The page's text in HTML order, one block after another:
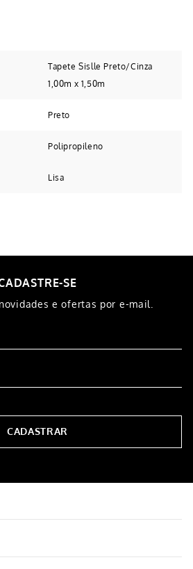
Tapete Sislle Preto/Cinza
1,00m x 1,50m
Preto
Polipropileno
Lisa
SE
e ofertas por e-mail.
CADASTRAR